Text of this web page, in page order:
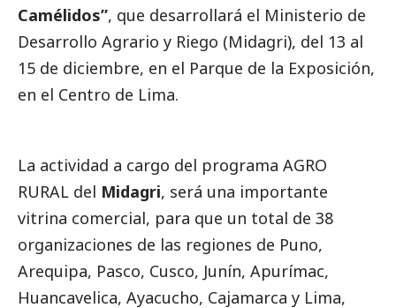
Camélidos”, que desarrollará el Ministerio de
Desarrollo Agrario y Riego (Midagri), del 13 al
15 de diciembre, en el Parque de la Exposición,
en el Centro de Lima.
La actividad a cargo del programa AGRO
RURAL del Midagri, será una importante
vitrina comercial, para que un total de 38
organizaciones de las regiones de Puno,
Arequipa, Pasco, Cusco, Junín, Apurímac,
Huancavelica, Ayacucho, Cajamarca y Lima,